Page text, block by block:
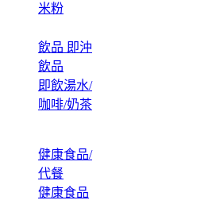
米粉
飲品 即沖
飲品
即飲湯水/
咖啡/奶茶
健康食品/
代餐
健康食品